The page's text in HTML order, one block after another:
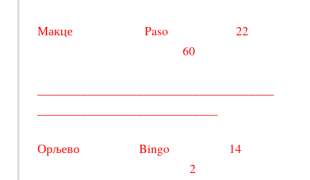
Макце Paso 22
60
Орљево Bingo 14
2